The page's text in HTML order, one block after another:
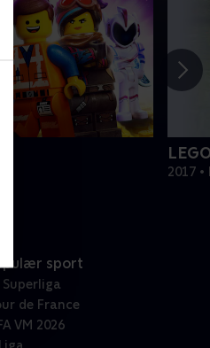
2017
sport
Superliga
de France
VM 2026